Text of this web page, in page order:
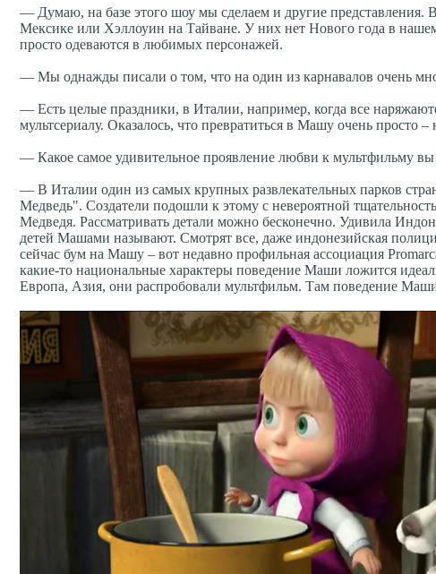
— Думаю, на базе этого шоу мы сделаем и другие
Мексике или Хэллоуин на Тайване. У них нет Нового года в
просто одеваются в любимых персонажей.
— Мы однажды писали о том, что на один из карнавалов очень
— Есть целые праздники, в Италии, например, когда все
мультсериалу. Оказалось, что превратиться в Машу очень просто –
— Какое самое удивительное проявление любви к мультфильму вы
— В Италии один из самых крупных развлекательных парков
Медведь". Создатели подошли к этому с невероятной
Медведя. Рассматривать детали можно бесконечно. Удивила
детей Машами называют. Смотрят все, даже индонезийская
сейчас бум на Машу – вот недавно профильная ассоциация
какие-то национальные характеры поведение Маши ложится
Европа, Азия, они распробовали мультфильм. Там поведение Маши